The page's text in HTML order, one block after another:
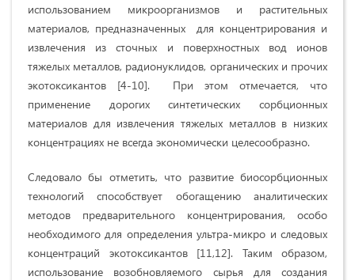
использованием микроорганизмов и растительных
материалов, предназначенных для концентрирования и
извлечения из сточных и поверхностных вод ионов
тяжелых металлов, радионуклидов, органических и прочих
экотоксикантов [4-10]. При этом отмечается, что
применение дорогих синтетических сорбционных
материалов для извлечения тяжелых металлов в низких
концентрациях не всегда экономически целесообразно.
Следовало бы отметить, что развитие биосорбционных
технологий способствует обогащению аналитических
методов предварительного концентрирования, особо
необходимого для определения ультра-микро и следовых
концентраций экотоксикантов [11,12]. Таким образом,
использование возобновляемого сырья для создания